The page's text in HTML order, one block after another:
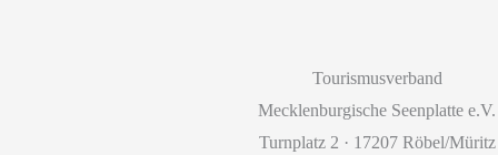
Tourismusverband
Mecklenburgische Seenplatte e.V.
Turnplatz 2 · 17207 Röbel/Müritz